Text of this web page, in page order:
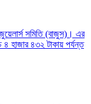
জুয়েলার্স সমিতি (বাজুস)। এর
৪ হাজার ৪৩২ টাকায় পর্যন্ত